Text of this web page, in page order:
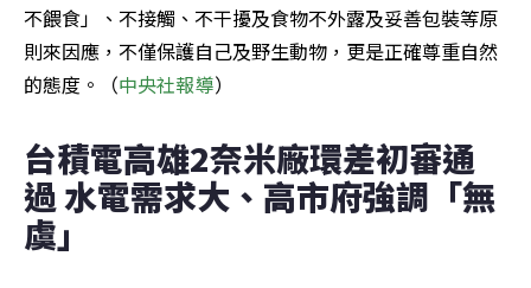
不餵食」、不接觸、不干擾及食物不外露及妥善包裝等原
則來因應，不僅保護自己及野生動物，更是正確尊重自然
的態度。（中央社報導）
台積電高雄2奈米廠環差初審通
過 水電需求大、高市府強調「無
虞」